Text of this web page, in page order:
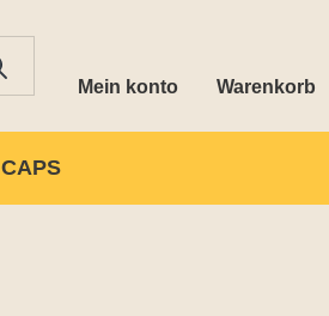
Mein konto Warenkorb
CAPS